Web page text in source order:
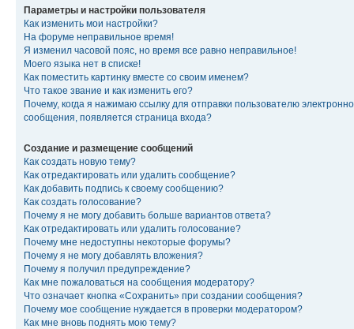
Параметры и настройки пользователя
Как изменить мои настройки?
На форуме неправильное время!
Я изменил часовой пояс, но время все равно неправильное!
Моего языка нет в списке!
Как поместить картинку вместе со своим именем?
Что такое звание и как изменить его?
Почему, когда я нажимаю ссылку для отправки пользователю
сообщения, появляется страница входа?
Создание и размещение сообщений
Как создать новую тему?
Как отредактировать или удалить сообщение?
Как добавить подпись к своему сообщению?
Как создать голосование?
Почему я не могу добавить больше вариантов ответа?
Как отредактировать или удалить голосование?
Почему мне недоступны некоторые форумы?
Почему я не могу добавлять вложения?
Почему я получил предупреждение?
Как мне пожаловаться на сообщения модератору?
Что означает кнопка «Сохранить» при создании сообщения?
Почему мое сообщение нуждается в проверки модератором?
Как мне вновь поднять мою тему?